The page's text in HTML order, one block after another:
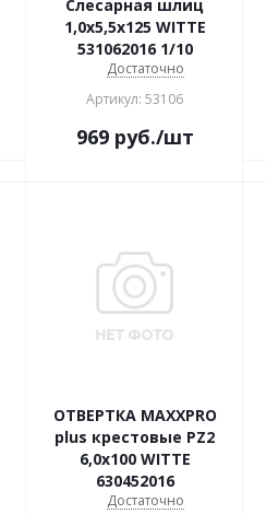
Слесарная шлиц
1,0х5,5х125 WITTE
531062016 1/10
Достаточно
Артикул: 53106
969руб./шт
ОТВЕРТКА MAXXPRO
plus крестовые PZ2
6,0х100 WITTE
630452016
Достаточно